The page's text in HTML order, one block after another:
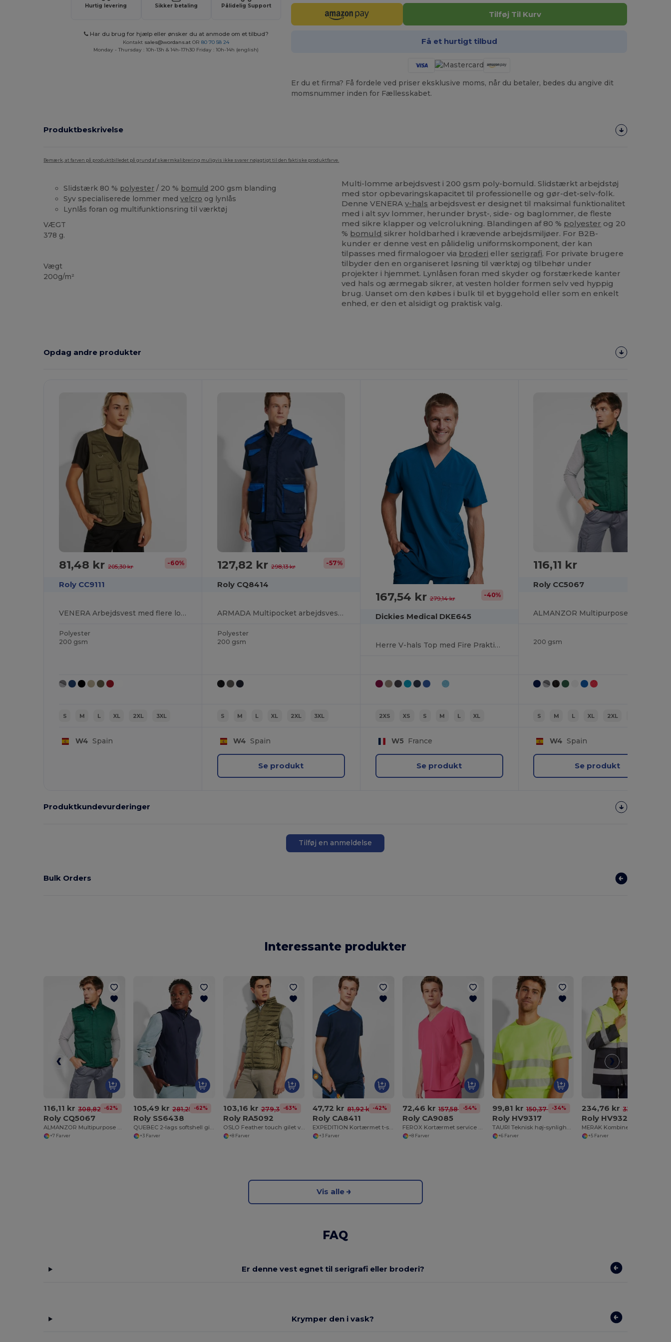
Hurtig levering Sikker betaling Pålidelig Support
Har du brug for hjælp eller ønsker du at anmode om et tilbud?
Kontakt sales@wordans.at OR80 70 58 24
Monday - Thursday : 10h-13h & 14h-17h30 Friday : 10h-14h (english)
Tilføj Til Kurv
Få et hurtigt tilbud
Er du et firma? Få fordele ved priser eksklusive moms, når du betaler, bedes du angive dit
momsnummer inden for Fællesskabet.
Produktbeskrivelse
Bemærk, at farven på produktbilledet på grund af skærmkalibrering muligvis ikke svarer nøjagtigt til den faktiske produktfarve.
Slidstærk 80 % polyester / 20 % bomuld 200 gsm blanding
Syv specialiserede lommer medvelcro og lynlås
Lynlås foran og multifunktionsring til værktøj
VÆGT
378 g.
Vægt
200g/m²
Multi-lomme arbejdsvest i 200 gsm poly-bomuld. Slidstærkt arbejdstøj
med stor opbevaringskapacitet til professionelle og gør-det-selv-folk.
Denne VENERAv-hals arbejdsvest er designet til maksimal funktionalitet
med i alt syv lommer, herunder bryst-, side- og baglommer, de fleste
med sikre klapper og velcrolukning. Blandingen af 80 % polyester og 20
% bomuld sikrer holdbarhed i krævende arbejdsmiljøer. For B2B-
kunder er denne vest en pålidelig uniformskomponent, der kan
tilpasses med firmalogoer via broderi eller serigrafi. For private brugere
tilbyder den en organiseret løsning til værktøj og tilbehør under
projekter i hjemmet. Lynlåsen foran med skyder og forstærkede kanter
ved hals og ærmegab sikrer, at vesten holder formen selv ved hyppig
brug. Uanset om den købes i bulk til et byggehold eller som en enkelt
enhed, er den et alsidigt og praktisk valg.
Opdag andre produkter
81,48 kr205,30 kr -60%
Roly CC9111
VENERA Arbejdsvest med flere lommer og v-hals
Polyester
200 gsm
S M L XL 2XL 3XL
W4 Spain
127,82 kr 298,13 kr -57%
Roly CQ8414
ARMADA Multipocket arbejdsvest i to-farvet kombination
Polyester
200 gsm
S M L XL 2XL 3XL
W4 Spain
Se produkt
167,54 kr279,14 kr -40%
Dickies Medical DKE645
Herre V-hals Top med Fire Praktiske Lommer
2XS XS S M L XL
W5 France
Se produkt
116,11 kr
Roly CC5067
200 gsm
S M L XL 2XL
W4 Spain
Se produkt
Produktkundevurderinger
Tilføj en anmeldelse
Bulk Orders
Interessante produkter
116,11 kr 308,82 kr-62%
Roly CQ5067
ALMANZOR Multipurpose work bodywarmer with high neck
+7 Farver
105,49 kr 281,25 kr-62%
Roly SS6438
QUEBEC 2-lags softshell gilet
+3 Farver
103,16 kr 279,36 kr
-63%
Roly RA5092
OSLO Feather touch gilet vest til mænd
+8 Farver
47,72 kr 81,92 kr -42%
Roly CA8411
EXPEDITION Kortærmet t-shirt i en kombination af farver
+3 Farver
72,46 kr 157,58 kr-54%
Roly CA9085
FEROX Kortærmet service top
+8 Farver
99,81 kr 150,37 kr-34%
Roly HV9317
TAURI Teknisk høj-synlighed kortærmet t-shirt
+6 Farver
234,76 kr 334,65 kr
Roly HV9320
+5 Farver
Vis alle
FAQ
Er denne vest egnet til serigrafi eller broderi?
Krymper den i vask?